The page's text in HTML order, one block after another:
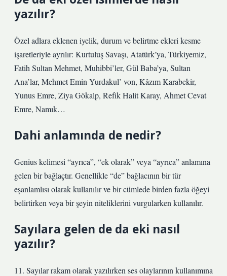
yazılır?
Özel adlara eklenen iyelik, durum ve belirtme ekleri kesme
işaretleriyle ayrılır: Kurtuluş Savaşı, Atatürk’ya, Türkiyemiz,
Fatih Sultan Mehmet, Muhibbi’ler, Gül Baba’ya, Sultan
Ana’lar, Mehmet Emin Yurdakul’ von, Kâzım Karabekir,
Yunus Emre, Ziya Gökalp, Refik Halit Karay, Ahmet Cevat
Emre, Namık…
Dahi anlamında de nedir?
Genius kelimesi “ayrıca”, “ek olarak” veya “ayrıca” anlamına
gelen bir bağlaçtır. Genellikle “de” bağlacının bir tür
eşanlamlısı olarak kullanılır ve bir cümlede birden fazla öğeyi
belirtirken veya bir şeyin niteliklerini vurgularken kullanılır.
Sayılara gelen de da eki nasıl
yazılır?
11. Sayılar rakam olarak yazılırken ses olaylarının kullanımına